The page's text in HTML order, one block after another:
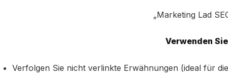
„Marketing Lad
Verwenden
Verfolgen Sie nicht verlinkte Erwähnungen (ideal für